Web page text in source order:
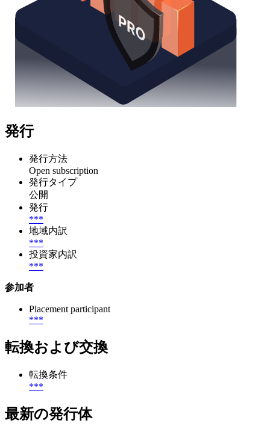
発行
発行方法
Open subscription
発行タイプ
公開
発行
***
地域内訳
***
投資家内訳
***
参加者
Placement participant
***
転換および交換
転換条件
***
最新の発行体